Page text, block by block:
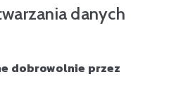
danych
dobrowolnie przez